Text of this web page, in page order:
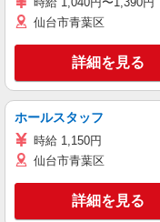
仙台市青葉区
詳細を見る
ホールスタッフ
時給 1,150円
仙台市青葉区
詳細を見る